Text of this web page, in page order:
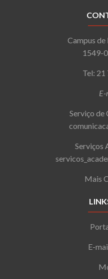
Campus
1549-
Tel: 21
Serviço de
Serviços
Mais
E-